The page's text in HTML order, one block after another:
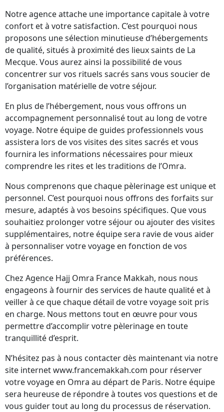
Notre agence attache une importance capitale à votre
confort et à votre satisfaction. C’est pourquoi nous
proposons une sélection minutieuse d’hébergements
de qualité, situés à proximité des lieux saints de La
Mecque. Vous aurez ainsi la possibilité de vous
concentrer sur vos rituels sacrés sans vous soucier de
l’organisation matérielle de votre séjour.
En plus de l’hébergement, nous vous offrons un
accompagnement personnalisé tout au long de votre
voyage. Notre équipe de guides professionnels vous
assistera lors de vos visites des sites sacrés et vous
fournira les informations nécessaires pour mieux
comprendre les rites et les traditions de l’Omra.
Nous comprenons que chaque pèlerinage est unique et
personnel. C’est pourquoi nous offrons des forfaits sur
mesure, adaptés à vos besoins spécifiques. Que vous
souhaitiez prolonger votre séjour ou ajouter des visites
supplémentaires, notre équipe sera ravie de vous aider
à personnaliser votre voyage en fonction de vos
préférences.
Chez Agence Hajj Omra France Makkah, nous nous
engageons à fournir des services de haute qualité et à
veiller à ce que chaque détail de votre voyage soit pris
en charge. Nous mettons tout en œuvre pour vous
permettre d’accomplir votre pèlerinage en toute
tranquillité d’esprit.
N’hésitez pas à nous contacter dès maintenant via notre
site internet www.francemakkah.com pour réserver
votre voyage en Omra au départ de Paris. Notre équipe
sera heureuse de répondre à toutes vos questions et de
vous guider tout au long du processus de réservation.